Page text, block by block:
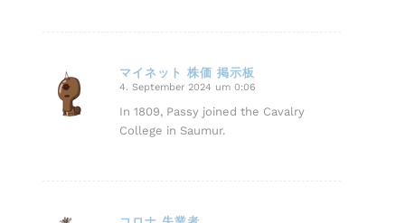
マイネット 株価 掲示板
sagte:
4. September 2024 um 0:06
In 1809, Passy joined the Cavalry
College in Saumur.